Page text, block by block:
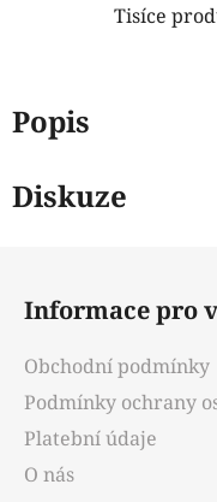
Tisíce
Popis
Diskuze
Informace pro
Obchodní podmínky
Podmínky ochrany
Platební údaje
O nás